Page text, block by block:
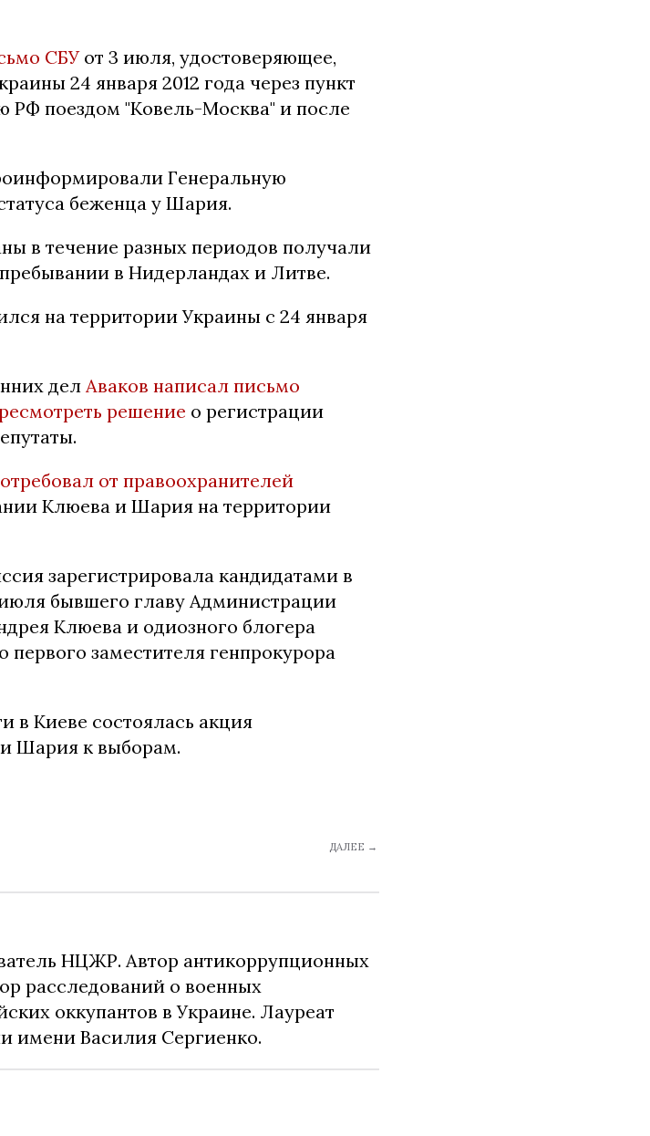
СБУот 3 июля, удостоверяющее,
24 января 2012 года через пункт
РФ поездом "Ковель-Москва" и после
Генеральную
беженца у Шария.
в течение разных периодов получали
в Нидерландах и Литве.
на территории Украины с 24 января
дел Аваков написал письмо
решение о регистрации
от правоохранителей
Клюева и Шария на территории
зарегистрировала кандидатами в
бывшего главу Администрации
Клюева и одиозного блогера
заместителя генпрокурора
в Киеве состоялась акция
Шария к выборам.
ДАЛЕЕ →
НЦЖР. Автор антикоррупционных
расследований о военных
оккупантов в Украине. Лауреат
имени Василия Сергиенко.